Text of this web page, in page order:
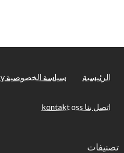
الرئيسية سياسة الخصوصية Privacy Policy
اتصل بنا kontakt oss
تصنيفات